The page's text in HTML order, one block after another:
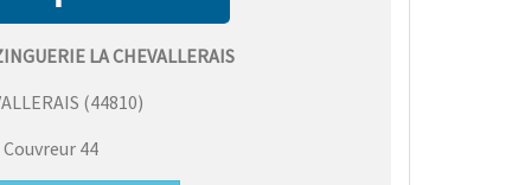
LA CHEVALLERAIS
(44810)
Couvreur 44